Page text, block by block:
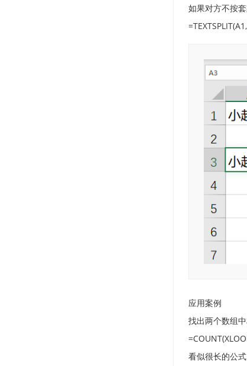
如果对方不按
应用案例
找出两个数组
看似很长的公式